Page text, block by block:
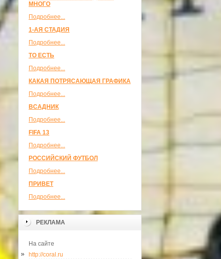
МНОГО
Подробнее...
1-АЯ СТАДИЯ
Подробнее...
ТО ЕСТЬ
Подробнее...
КАКАЯ ПОТРЯСАЮЩАЯ ГРАФИКА
Подробнее...
ВСАДНИК
Подробнее...
FIFA 13
Подробнее...
РОССИЙСКИЙ ФУТБОЛ
Подробнее...
ПРИВЕТ
Подробнее...
РЕКЛАМА
На сайте
http://coral.ru